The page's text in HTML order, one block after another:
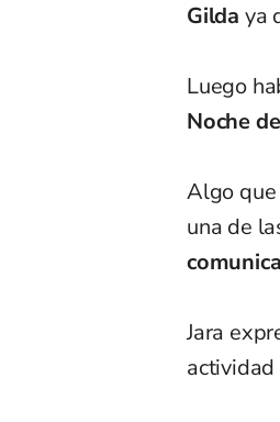
Gilda ya
Luego
Noche
Algo que
una de
Jara
actividad